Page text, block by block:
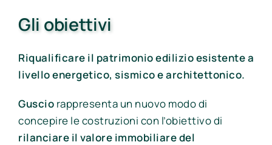
Gli obiettivi
Riqualificare il patrimonio edilizio esistente a
livello energetico, sismico e architettonico.
Guscio rappresenta un nuovo modo di
concepire le costruzioni con l’obiettivo di
rilanciare il valore immobiliare del